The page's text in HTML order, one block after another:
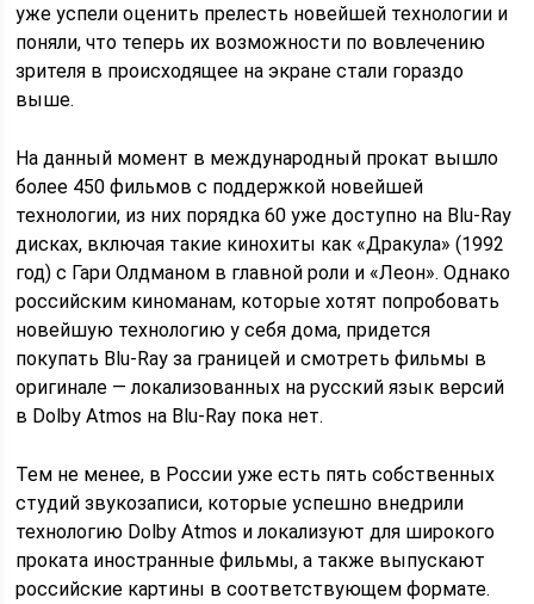
уже успели оценить прелесть новейшей технологии и
поняли, что теперь их возможности по вовлечению
зрителя в происходящее на экране стали гораздо
выше.
На данный момент в международный прокат вышло
более 450 фильмов с поддержкой новейшей
технологии, из них порядка 60 уже доступно на Blu-Ray
дисках, включая такие кинохиты как «Дракула» (1992
год) с Гари Олдманом в главной роли и «Леон». Однако
российским киноманам, которые хотят попробовать
новейшую технологию у себя дома, придется
покупать Blu-Ray за границей и смотреть фильмы в
оригинале — локализованных на русский язык версий
в Dolby Atmos на Blu-Ray пока нет.
Тем не менее, в России уже есть пять собственных
студий звукозаписи, которые успешно внедрили
технологию Dolby Atmos и локализуют для широкого
проката иностранные фильмы, а также выпускают
российские картины в соответствующем формате.